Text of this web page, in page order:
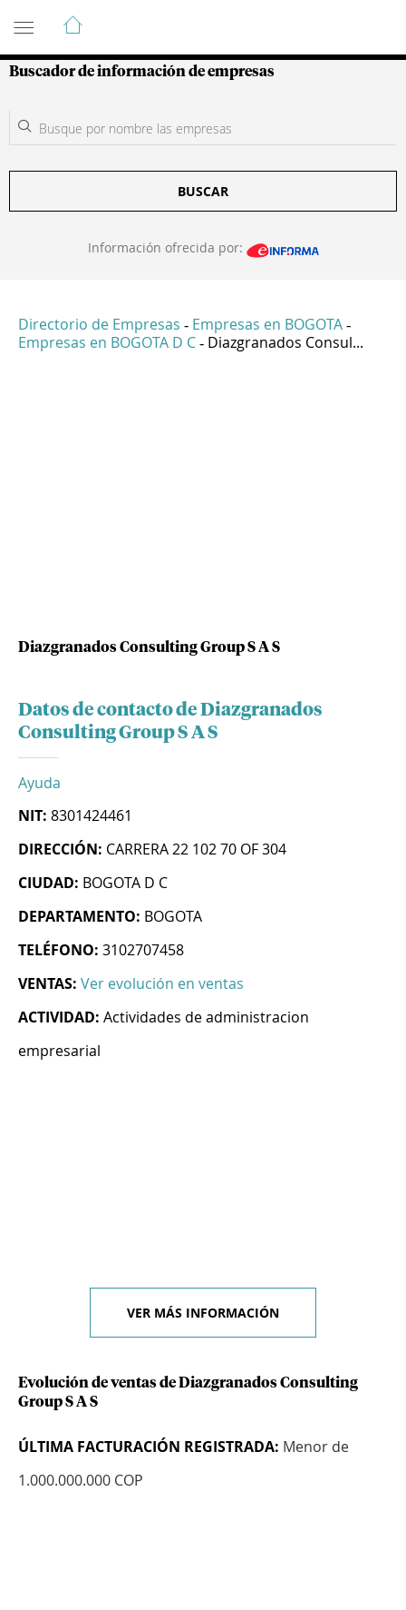
Guía de Empresas Colombianas
Buscador de información de empresas
BUSCAR
Información ofrecida por:
Directorio de Empresas - Empresas en BOGOTA -
Empresas en BOGOTA D C - Diazgranados Consul...
Diazgranados Consulting Group S A S
Datos de contacto de Diazgranados
Consulting Group S A S
Ayuda
NIT: 8301424461
DIRECCIÓN: CARRERA 22 102 70 OF 304
CIUDAD: BOGOTA D C
DEPARTAMENTO: BOGOTA
TELÉFONO: 3102707458
VENTAS: Ver evolución en ventas
ACTIVIDAD: Actividades de administracion
empresarial
VER MÁS INFORMACIÓN
Evolución de ventas de Diazgranados Consulting
Group S A S
ÚLTIMA FACTURACIÓN REGISTRADA: Menor de
1.000.000.000 COP